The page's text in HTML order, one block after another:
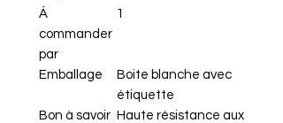
Á
commander
par
1
Emballage
Boite blanche avec
étiquette
Bon à savoir Haute résistance aux